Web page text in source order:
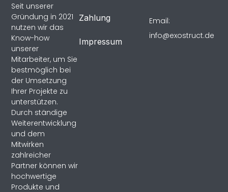
Seit unserer
Gründung in 2021
nutzen wir das
Know-how
unserer
Mitarbeiter, um Sie
bestmöglich bei
der Umsetzung
Ihrer Projekte zu
unterstützen.
Durch ständige
Weiterentwicklung
und dem
Mitwirken
zahlreicher
Partner können wir
hochwertige
Produkte und
Zahlung
Impressum
Email:
info@exostruct.de